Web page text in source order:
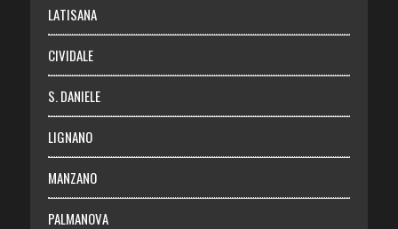
LATISANA
CIVIDALE
S. DANIELE
LIGNANO
MANZANO
PALMANOVA